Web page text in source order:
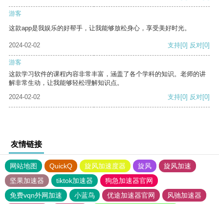
游客
这款app是我娱乐的好帮手，让我能够放松身心，享受美好时光。
2024-02-02 支持[0] 反对[0]
游客
这款学习软件的课程内容非常丰富，涵盖了各个学科的知识。老师的讲
解非常生动，让我能够轻松理解知识点。
2024-02-02
支持[0] 反对[0]
友情链接
网站地图 QuickQ 旋风加速度器 旋风
旋风加速
坚果加速器
tiktok加速器
狗急加速器官网
免费vqn外网加速
小蓝鸟 优途加速器官网 风驰加速器